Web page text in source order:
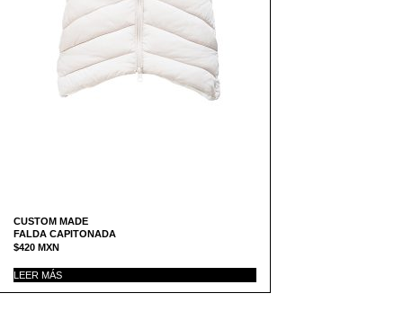
CUSTOM MADE
FALDA CAPITONADA
$420 MXN
LEER MÁS